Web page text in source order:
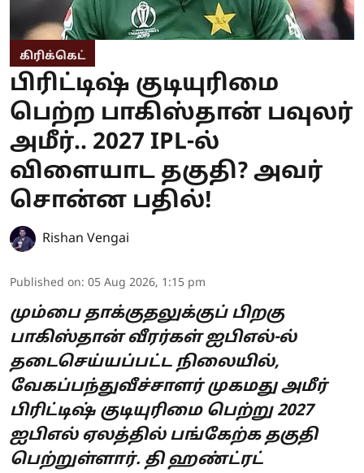
கிரிக்கெட்
பிரிட்டிஷ் குடியுரிமை
பெற்ற பாகிஸ்தான் பவுலர்
அமீர்.. 2027 IPL-ல்
விளையாட தகுதி? அவர்
சொன்ன பதில்!
Rishan Vengai
Published on: 05 Aug 2026, 1:15 pm
மும்பை தாக்குதலுக்குப் பிறகு
பாகிஸ்தான் வீரர்கள் ஐபிஎல்-ல்
தடைசெய்யப்பட்ட நிலையில்,
வேகப்பந்துவீச்சாளர் முகமது அமீர்
பிரிட்டிஷ் குடியுரிமை பெற்று 2027
ஐபிஎல் ஏலத்தில் பங்கேற்க தகுதி
பெற்றுள்ளார். தி ஹண்ட்ரட்